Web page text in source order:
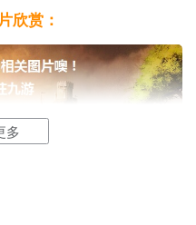
欣赏：
多